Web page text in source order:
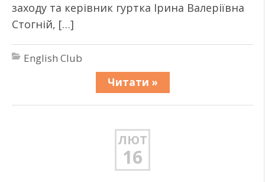
заходу та керівник гуртка Ірина Валеріївна
Стогній, […]
English Club
Читати »
ЛЮТ
16